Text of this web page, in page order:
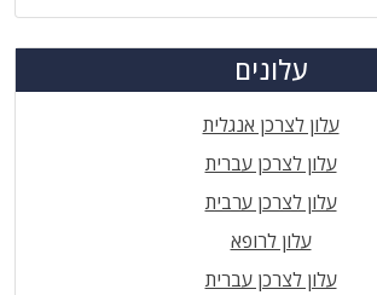
עלונים
עלון לצרכן אנגלית
עלון לצרכן עברית
עלון לצרכן ערבית
עלון לרופא
עלון לצרכן עברית